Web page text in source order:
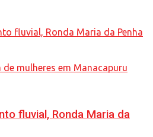
fluvial, Ronda Maria da